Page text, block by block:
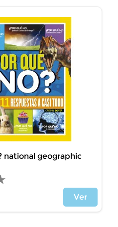
national geographic
Ver